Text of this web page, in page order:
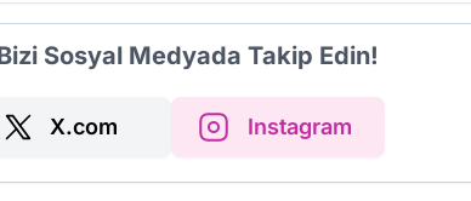
Sosyal Medyada Takip Edin!
X.com Instagram